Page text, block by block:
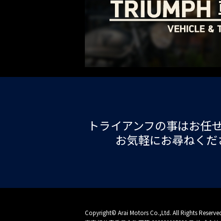
トライアンフの事はお任
お気軽にお尋ねく
Copyright© Arai Motors Co.,Ltd. All Rights